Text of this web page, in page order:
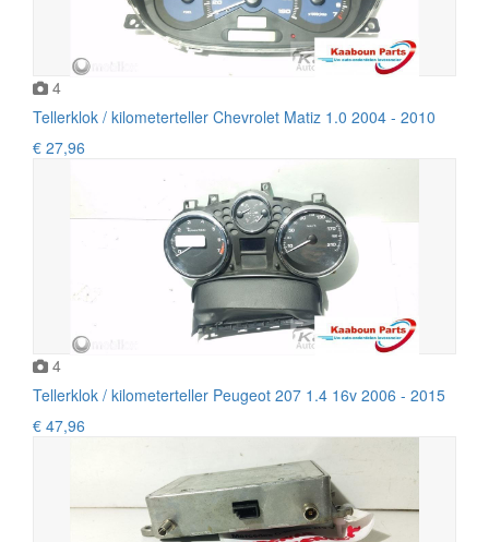
4
Tellerklok / kilometerteller Chevrolet Matiz 1.0 2004 - 2010
€ 27,96
4
Tellerklok / kilometerteller Peugeot 207 1.4 16v 2006 - 2015
€ 47,96